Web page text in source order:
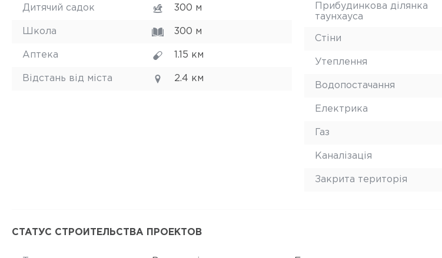
Дитячий садок 300 м
Школа 300 м
Аптека 1.15 км
Відстань від міста 2.4 км
Прибудинкова ділянка
таунхауса
Стіни
Утеплення
Водопостачання
Електрика
Газ
Каналізація
Закрита територія
СТАТУС СТРОИТЕЛЬСТВА ПРОЕКТОВ